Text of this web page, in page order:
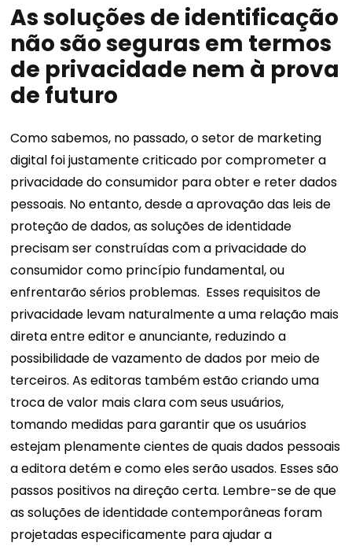
As soluções de identificação
não são seguras em termos
de privacidade nem à prova
de futuro
Como sabemos, no passado, o setor de marketing
digital foi justamente criticado por comprometer a
privacidade do consumidor para obter e reter dados
pessoais. No entanto, desde a aprovação das leis de
proteção de dados, as soluções de identidade
precisam ser construídas com a privacidade do
consumidor como princípio fundamental, ou
enfrentarão sérios problemas. Esses requisitos de
privacidade levam naturalmente a uma relação mais
direta entre editor e anunciante, reduzindo a
possibilidade de vazamento de dados por meio de
terceiros. As editoras também estão criando uma
troca de valor mais clara com seus usuários,
tomando medidas para garantir que os usuários
estejam plenamente cientes de quais dados pessoais
a editora detém e como eles serão usados. Esses são
passos positivos na direção certa. Lembre-se de que
as soluções de identidade contemporâneas foram
projetadas especificamente para ajudar a